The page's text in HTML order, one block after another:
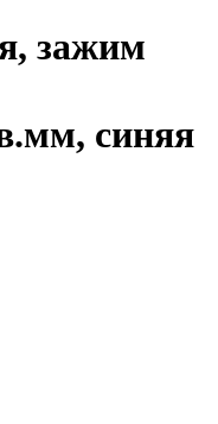
зажим
синяя